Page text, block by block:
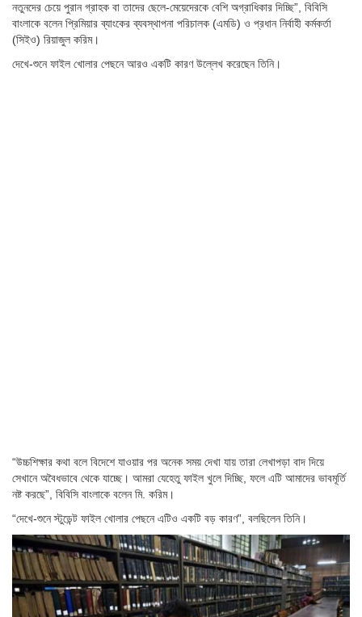
নতুনদের চেয়ে পুরান গ্রাহক বা তাদের ছেলে-মেয়েদেরকে বেশি অগ্রাধিকার দিচ্ছি”, বিবিসি
বাংলাকে বলেন প্রিমিয়ার ব্যাংকের ব্যবস্থাপনা পরিচালক (এমডি) ও প্রধান নির্বাহী কর্মকর্তা
(সিইও) রিয়াজুল করিম।
দেখে-শুনে ফাইল খোলার পেছনে আরও একটি কারণ উল্লেখ করেছেন তিনি।
“উচ্চশিক্ষার কথা বলে বিদেশে যাওয়ার পর অনেক সময় দেখা যায় তারা লেখাপড়া বাদ দিয়ে
সেখানে অবৈধভাবে থেকে যাচ্ছে। আমরা যেহেতু ফাইল খুলে দিচ্ছি, ফলে এটি আমাদের ভাবমূর্তি
নষ্ট করছে”, বিবিসি বাংলাকে বলেন মি. করিম।
“দেখে-শুনে স্টুডেন্ট ফাইল খোলার পেছনে এটিও একটি বড় কারণ”, বলছিলেন তিনি।